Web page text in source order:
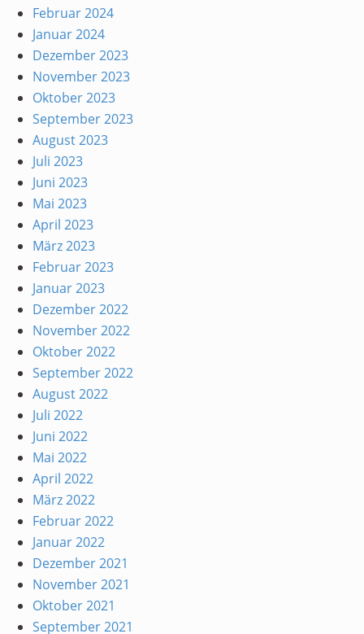
Februar 2024
Januar 2024
Dezember 2023
November 2023
Oktober 2023
September 2023
August 2023
Juli 2023
Juni 2023
Mai 2023
April 2023
März 2023
Februar 2023
Januar 2023
Dezember 2022
November 2022
Oktober 2022
September 2022
August 2022
Juli 2022
Juni 2022
Mai 2022
April 2022
März 2022
Februar 2022
Januar 2022
Dezember 2021
November 2021
Oktober 2021
September 2021